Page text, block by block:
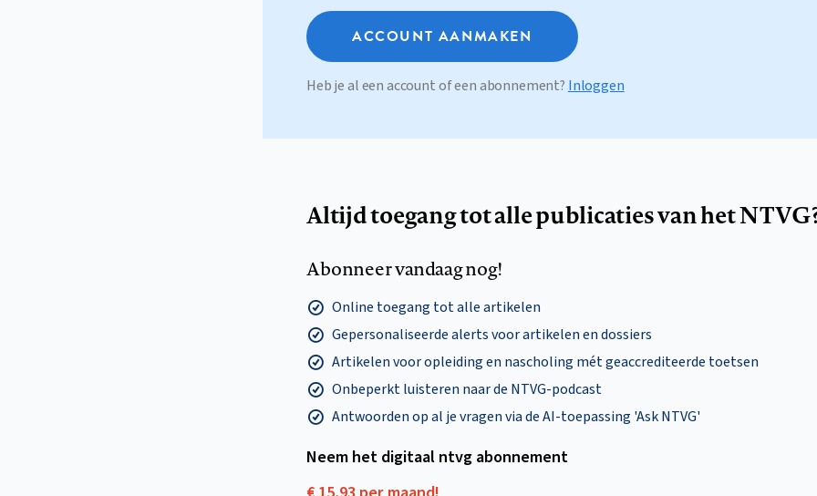
ACCOUNT AANMAKEN
Heb je al een account of een abonnement? Inloggen
Altijd toegang tot alle publicaties van het
Abonneer vandaag nog!
Online toegang tot alle artikelen
Gepersonaliseerde alerts voor artikelen en dossiers
Artikelen voor opleiding en nascholing mét geaccrediteerde toetsen
Onbeperkt luisteren naar de NTVG-podcast
Antwoorden op al je vragen via de AI-toepassing 'Ask NTVG'
Neem het digitaal ntvg abonnement